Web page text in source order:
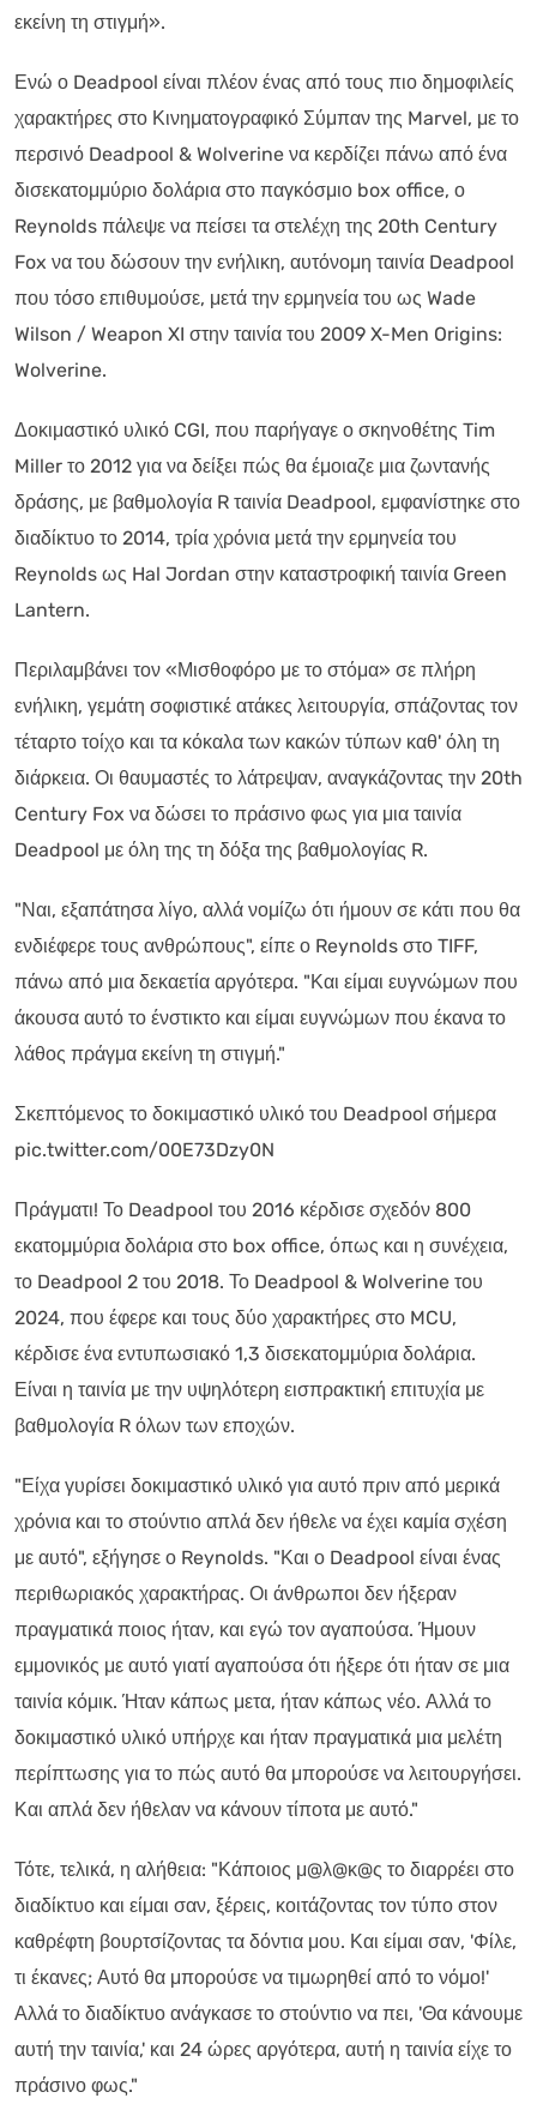
εκείνη τη στιγμή».
Ενώ ο Deadpool είναι πλέον ένας από τους πιο δημοφιλείς
χαρακτήρες στο Κινηματογραφικό Σύμπαν της Marvel, με το
περσινό Deadpool & Wolverine να κερδίζει πάνω από ένα
δισεκατομμύριο δολάρια στο παγκόσμιο box office, ο
Reynolds πάλεψε να πείσει τα στελέχη της 20th Century
Fox να του δώσουν την ενήλικη, αυτόνομη ταινία Deadpool
που τόσο επιθυμούσε, μετά την ερμηνεία του ως Wade
Wilson / Weapon XI στην ταινία του 2009 X-Men Origins:
Wolverine.
Δοκιμαστικό υλικό CGI, που παρήγαγε ο σκηνοθέτης Tim
Miller το 2012 για να δείξει πώς θα έμοιαζε μια ζωντανής
δράσης, με βαθμολογία R ταινία Deadpool, εμφανίστηκε στο
διαδίκτυο το 2014, τρία χρόνια μετά την ερμηνεία του
Reynolds ως Hal Jordan στην καταστροφική ταινία Green
Lantern.
Περιλαμβάνει τον «Μισθοφόρο με το στόμα» σε πλήρη
ενήλικη, γεμάτη σοφιστικέ ατάκες λειτουργία, σπάζοντας τον
τέταρτο τοίχο και τα κόκαλα των κακών τύπων καθ' όλη τη
διάρκεια. Οι θαυμαστές το λάτρεψαν, αναγκάζοντας την 20th
Century Fox να δώσει το πράσινο φως για μια ταινία
Deadpool με όλη της τη δόξα της βαθμολογίας R.
"Ναι, εξαπάτησα λίγο, αλλά νομίζω ότι ήμουν σε κάτι που θα
ενδιέφερε τους ανθρώπους", είπε ο Reynolds στο TIFF,
πάνω από μια δεκαετία αργότερα. "Και είμαι ευγνώμων που
άκουσα αυτό το ένστικτο και είμαι ευγνώμων που έκανα το
λάθος πράγμα εκείνη τη στιγμή."
Σκεπτόμενος το δοκιμαστικό υλικό του Deadpool σήμερα
pic.twitter.com/00E73Dzy0N
Πράγματι! Το Deadpool του 2016 κέρδισε σχεδόν 800
εκατομμύρια δολάρια στο box office, όπως και η συνέχεια,
το Deadpool 2 του 2018. Το Deadpool & Wolverine του
2024, που έφερε και τους δύο χαρακτήρες στο MCU,
κέρδισε ένα εντυπωσιακό 1,3 δισεκατομμύρια δολάρια.
Είναι η ταινία με την υψηλότερη εισπρακτική επιτυχία με
βαθμολογία R όλων των εποχών.
"Είχα γυρίσει δοκιμαστικό υλικό για αυτό πριν από μερικά
χρόνια και το στούντιο απλά δεν ήθελε να έχει καμία σχέση
με αυτό", εξήγησε ο Reynolds. "Και ο Deadpool είναι ένας
περιθωριακός χαρακτήρας. Οι άνθρωποι δεν ήξεραν
πραγματικά ποιος ήταν, και εγώ τον αγαπούσα. Ήμουν
εμμονικός με αυτό γιατί αγαπούσα ότι ήξερε ότι ήταν σε μια
ταινία κόμικ. Ήταν κάπως μετα, ήταν κάπως νέο. Αλλά το
δοκιμαστικό υλικό υπήρχε και ήταν πραγματικά μια μελέτη
περίπτωσης για το πώς αυτό θα μπορούσε να λειτουργήσει.
Και απλά δεν ήθελαν να κάνουν τίποτα με αυτό."
Τότε, τελικά, η αλήθεια: "Κάποιος μ@λ@κ@ς το διαρρέει στο
διαδίκτυο και είμαι σαν, ξέρεις, κοιτάζοντας τον τύπο στον
καθρέφτη βουρτσίζοντας τα δόντια μου. Και είμαι σαν, 'Φίλε,
τι έκανες; Αυτό θα μπορούσε να τιμωρηθεί από το νόμο!'
Αλλά το διαδίκτυο ανάγκασε το στούντιο να πει, 'Θα κάνουμε
αυτή την ταινία,' και 24 ώρες αργότερα, αυτή η ταινία είχε το
πράσινο φως."